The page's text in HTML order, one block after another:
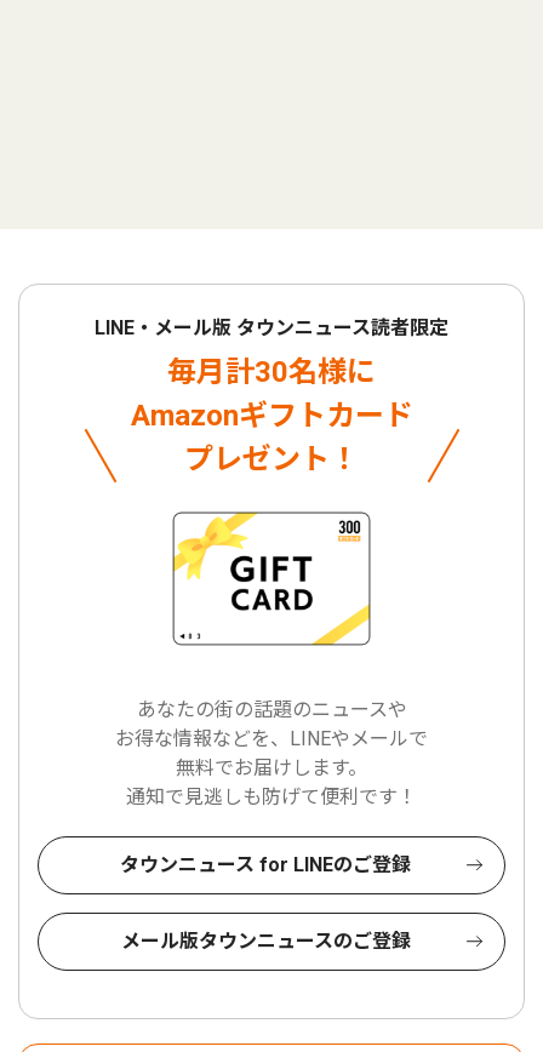
LINE・メール版 タウンニュース読者限定
毎月計30名様に
Amazonギフトカード
プレゼント！
あなたの街の話題のニュースや
お得な情報などを、LINEやメールで
無料でお届けします。
通知で見逃しも防げて便利です！
タウンニュース for LINEのご登録
メール版タウンニュースのご登録